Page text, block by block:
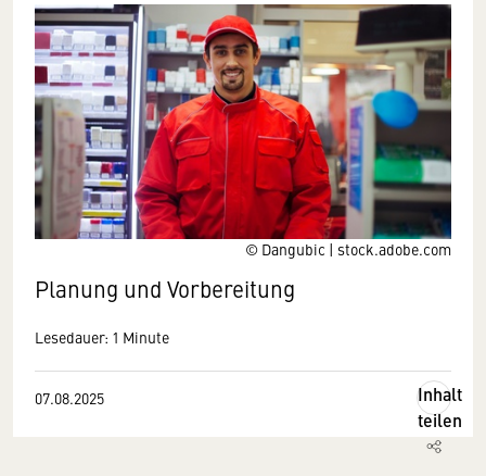
© Dangubic | stock.adobe.com
Planung und Vorbereitung
Lesedauer: 1 Minute
07.08.2025
Inhalt
teilen